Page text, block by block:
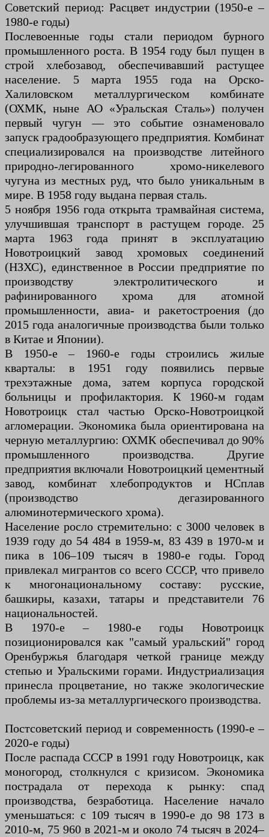
Советский период: Расцвет индустрии (1950-е –
1980-е годы)
Послевоенные годы стали периодом бурного
промышленного роста. В 1954 году был пущен в
строй хлебозавод, обеспечивавший растущее
население. 5 марта 1955 года на Орско-
Халиловском металлургическом комбинате
(ОХМК, ныне АО «Уральская Сталь») получен
первый чугун — это событие ознаменовало
запуск градообразующего предприятия. Комбинат
специализировался на производстве литейного
природно-легированного хромо-никелевого
чугуна из местных руд, что было уникальным в
мире. В 1958 году выдана первая сталь.
5 ноября 1956 года открыта трамвайная система,
улучшившая транспорт в растущем городе. 25
марта 1963 года принят в эксплуатацию
Новотроицкий завод хромовых соединений
(НЗХС), единственное в России предприятие по
производству электролитического и
рафинированного хрома для атомной
промышленности, авиа- и ракетостроения (до
2015 года аналогичные производства были только
в Китае и Японии).
В 1950-е – 1960-е годы строились жилые
кварталы: в 1951 году появились первые
трехэтажные дома, затем корпуса городской
больницы и профилактория. К 1960-м годам
Новотроицк стал частью Орско-Новотроицкой
агломерации. Экономика была ориентирована на
черную металлургию: ОХМК обеспечивал до 90%
промышленного производства. Другие
предприятия включали Новотроицкий цементный
завод, комбинат хлебопродуктов и НСплав
(производство дегазированного
алюминотермического хрома).
Население росло стремительно: с 3000 человек в
1939 году до 54 484 в 1959-м, 83 439 в 1970-м и
пика в 106–109 тысяч в 1980-е годы. Город
привлекал мигрантов со всего СССР, что привело
к многонациональному составу: русские,
башкиры, казахи, татары и представители 76
национальностей.
В 1970-е – 1980-е годы Новотроицк
позиционировался как "самый уральский" город
Оренбуржья благодаря четкой границе между
степью и Уральскими горами. Индустриализация
принесла процветание, но также экологические
проблемы из-за металлургического производства.
Постсоветский период и современность (1990-е –
2020-е годы)
После распада СССР в 1991 году Новотроицк, как
моногород, столкнулся с кризисом. Экономика
пострадала от перехода к рынку: спад
производства, безработица. Население начало
уменьшаться: с 109 тысяч в 1990-е до 98 173 в
2010-м, 75 960 в 2021-м и около 74 тысяч в 2024–